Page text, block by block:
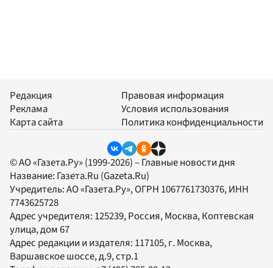
Редакция
Реклама
Карта сайта
Правовая информация
Условия использования
Политика конфиденциальности
© АО «Газета.Ру» (1999-2026) – Главные новости дня
Название: Газета.Ru (Gazeta.Ru)
Учредитель:АО «Газета.Ру», ОГРН 1067761730376, ИНН
7743625728
Адрес учредителя: 125239, Россия, Москва, Коптевская
улица, дом 67
Адрес редакции и издателя: 117105, г. Москва,
Варшавское шоссе, д.9, стр.1